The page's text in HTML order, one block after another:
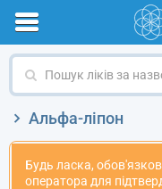
Пошук
назвою
Альфа-ліпон
Будь ласка,
оператора для